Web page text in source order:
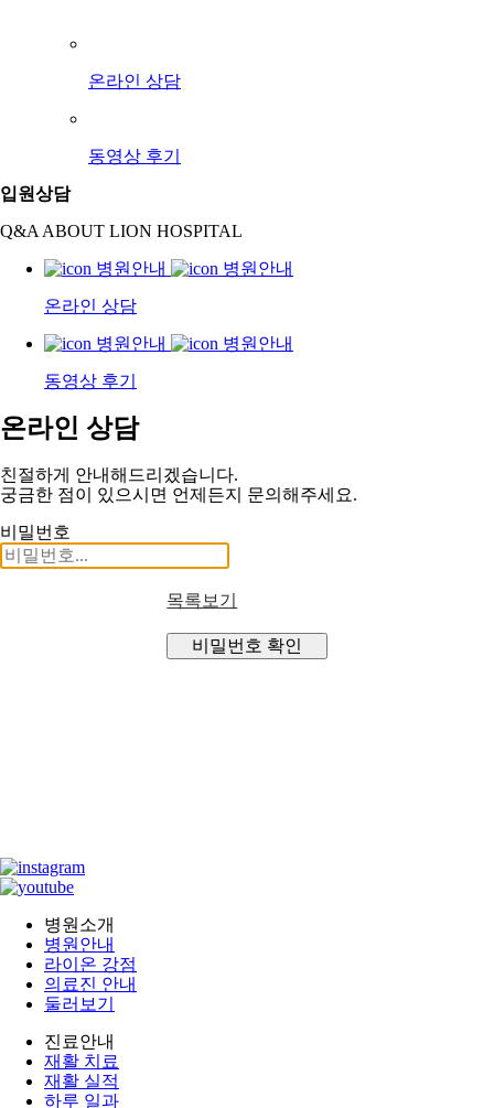
온라인 상담
동영상 후기
입원상담
Q&A ABOUT LION HOSPITAL
온라인 상담
동영상 후기
온라인 상담
친절하게 안내해드리겠습니다.
궁금한 점이 있으시면 언제든지 문의해주세요.
비밀번호
목록보기
비밀번호 확인
병원소개
병원안내
라이온 강점
의료진 안내
둘러보기
진료안내
재활 치료
재활 실적
하루 일과